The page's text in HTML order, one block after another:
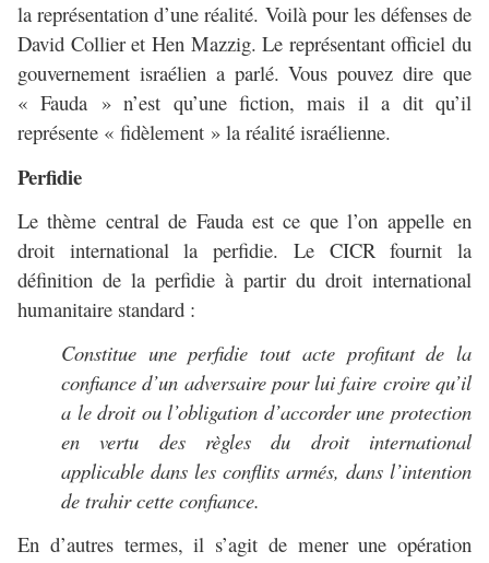
la représentation d’une réalité. Voilà pour les défenses de
David Collier et Hen Mazzig. Le représentant officiel du
gouvernement israélien a parlé. Vous pouvez dire que
« Fauda » n’est qu’une fiction, mais il a dit qu’il
représente « fidèlement » la réalité israélienne.
Perfidie
Le thème central de Fauda est ce que l’on appelle en
droit international la perfidie. Le CICR fournit la
définition de la perfidie à partir du droit international
humanitaire standard :
Constitue une perfidie tout acte profitant de la
confiance d’un adversaire pour lui faire croire qu’il
a le droit ou l’obligation d’accorder une protection
en vertu des règles du droit international
applicable dans les conflits armés, dans l’intention
de trahir cette confiance.
En d’autres termes, il s’agit de mener une opération